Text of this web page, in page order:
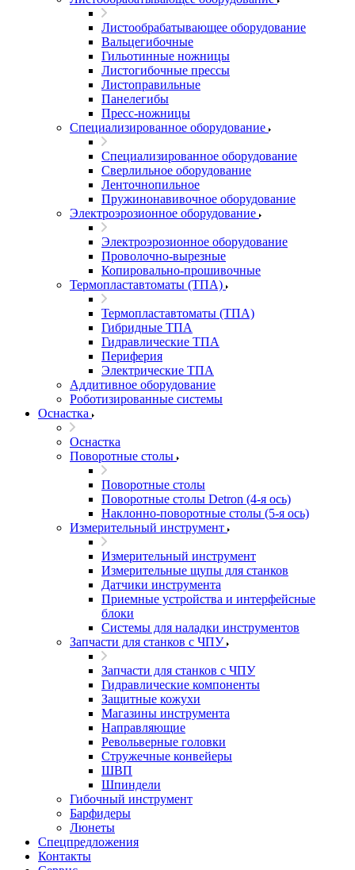
Листообрабатывающее оборудование
Вальцегибочные
Гильотинные ножницы
Листогибочные прессы
Листоправильные
Панелегибы
Пресс-ножницы
Специализированное оборудование
Специализированное оборудование
Сверлильное оборудование
Ленточнопильное
Пружинонавивочное оборудование
Электроэрозионное оборудование
Электроэрозионное оборудование
Проволочно-вырезные
Копировально-прошивочные
Термопластавтоматы (ТПА)
Термопластавтоматы (ТПА)
Гибридные ТПА
Гидравлические ТПА
Периферия
Электрические ТПА
Аддитивное оборудование
Роботизированные системы
Оснастка
Оснастка
Поворотные столы
Поворотные столы
Поворотные столы Detron (4-я ось)
Наклонно-поворотные столы (5-я ось)
Измерительный инструмент
Измерительный инструмент
Измерительные щупы для станков
Датчики инструмента
Приемные устройства и интерфейсные
блоки
Системы для наладки инструментов
Запчасти для станков с ЧПУ
Запчасти для станков с ЧПУ
Гидравлические компоненты
Защитные кожухи
Магазины инструмента
Направляющие
Револьверные головки
Стружечные конвейеры
ШВП
Шпиндели
Гибочный инструмент
Барфидеры
Люнеты
Спецпредложения
Контакты